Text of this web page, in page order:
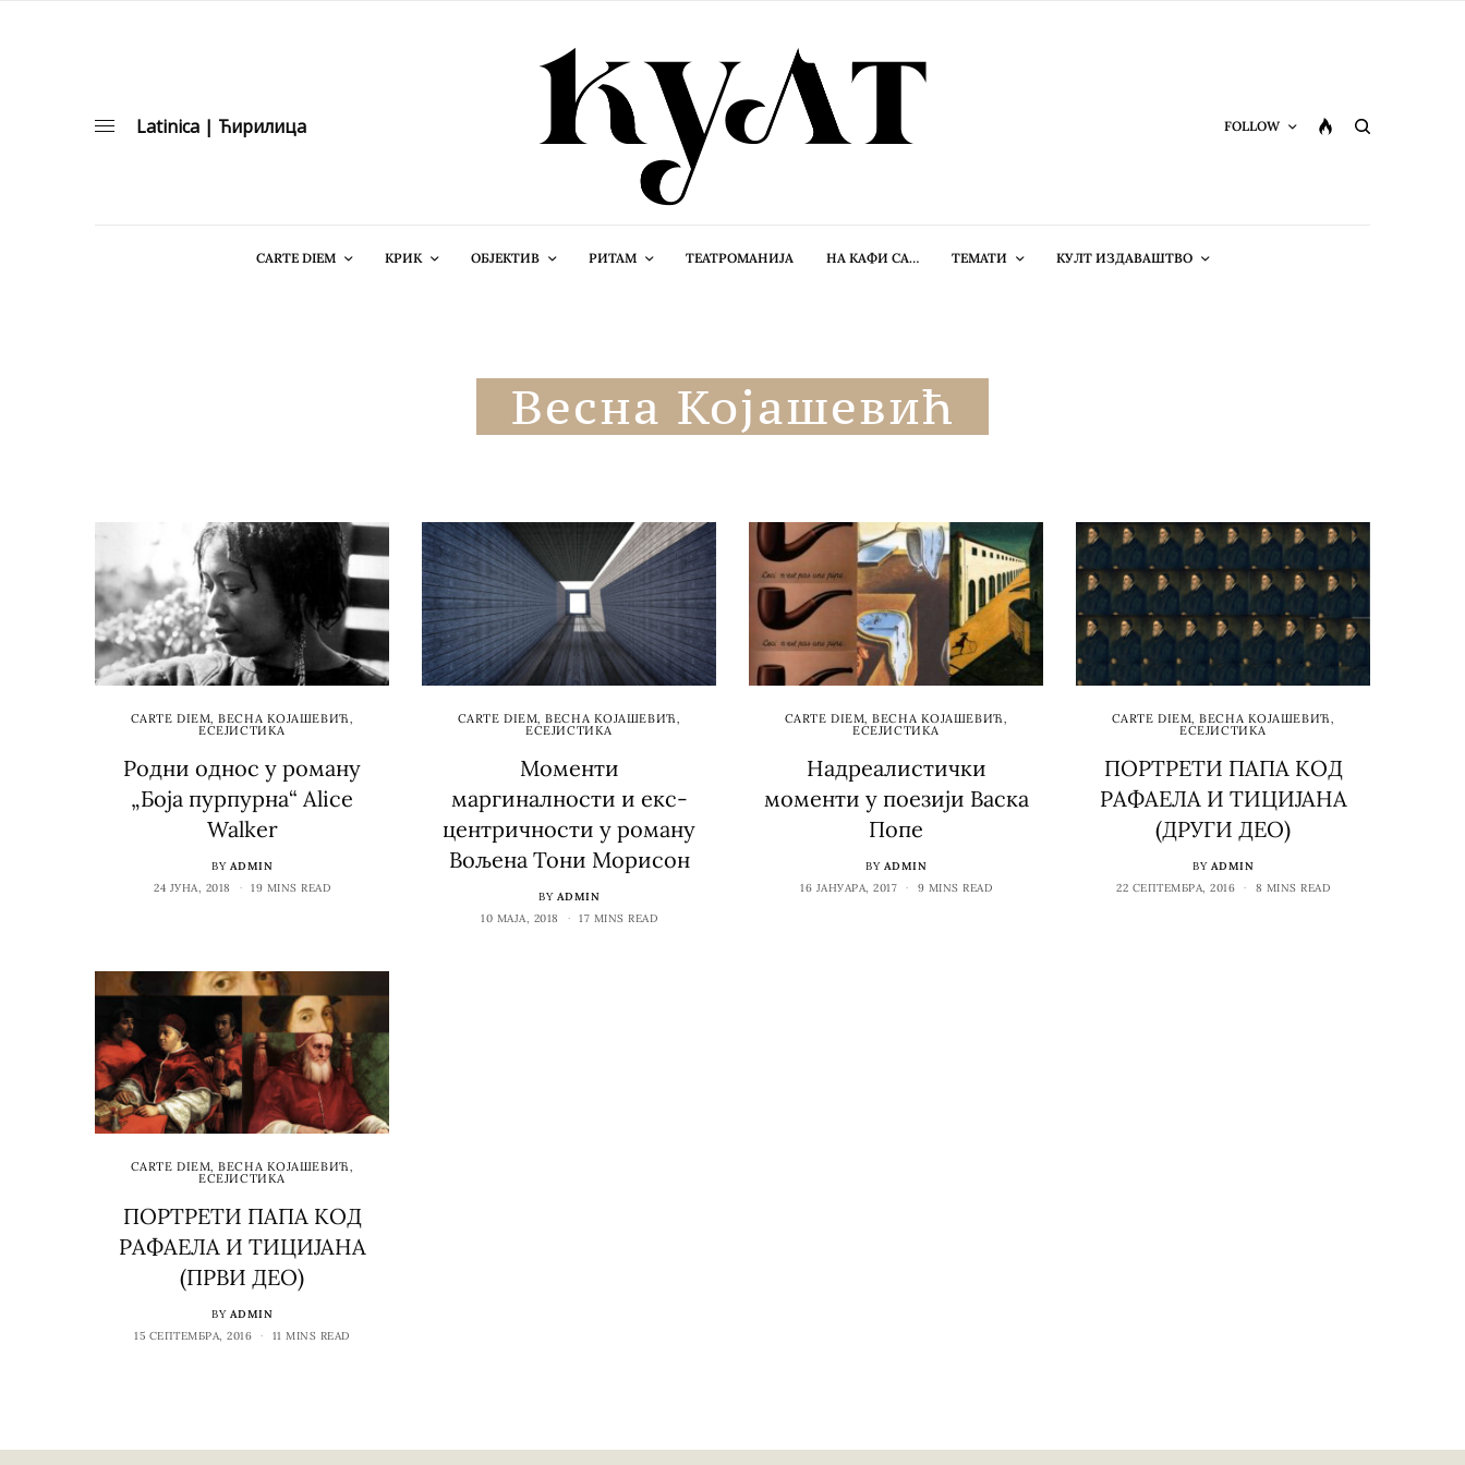
Latinica | Ћирилица FOLLOW
CARTE DIEM КРИК ОБЈЕКТИВ РИТАМ ТЕАТРОМАНИЈА НА КАФИ СА… ТЕМАТИ КУЛТ ИЗДАВАШТВО
Весна Којашевић
CARTE DIEM ,ВЕСНА КОЈАШЕВИЋ
ЕСЕЈИСТИКА
Родни однос у роману
„Боја пурпурна“ Alice
Walker
BY ADMIN
24 ЈУНА, 2018
19 MINS READ
CARTE DIEM ,ВЕСНА КОЈАШЕВИЋ
ЕСЕЈИСТИКА
Моменти
маргиналности и екс-
центричности у роману
Вољена Тони Морисон
BY ADMIN
10 МАЈА, 2018
17 MINS READ
CARTE DIEM ,ВЕСНА КОЈАШЕВИЋ
ЕСЕЈИСТИКА
Надреалистички
моменти у поезији Васка
Попе
BY ADMIN
16 ЈАНУАРА, 2017
9 MINS READ
CARTE DIEM ,ВЕСНА КОЈАШЕВИЋ
ЕСЕЈИСТИКА
ПОРТРЕТИ ПАПА КОД
РАФАЕЛА И ТИЦИЈАНА
(ДРУГИ ДЕО)
BY ADMIN
22 СЕПТЕМБРА, 2016
8 MINS READ
CARTE DIEM,ВЕСНА КОЈАШЕВИЋ,
ЕСЕЈИСТИКА
ПОРТРЕТИ ПАПА КОД
РАФАЕЛА И ТИЦИЈАНА
(ПРВИ ДЕО)
BY ADMIN
15 СЕПТЕМБРА, 2016
11 MINS READ